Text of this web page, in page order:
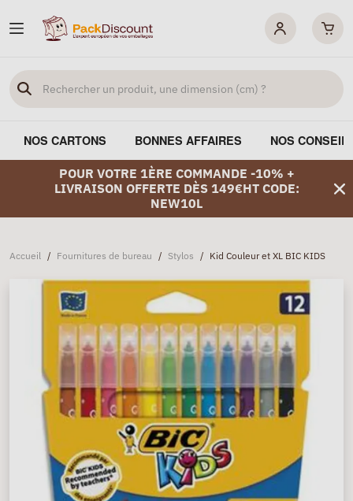
NOS CARTONS BONNES AFFAIRES NOS
POUR VOTRE 1ÈRE COMMANDE -10% +
LIVRAISON OFFERTE DÈS 149€HT CODE:
NEW10L
Accueil / Fournitures de bureau / Stylos / Kid Couleur et XL BIC KIDS